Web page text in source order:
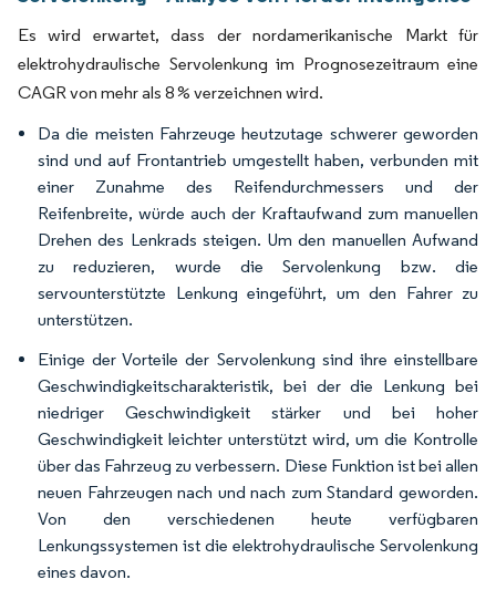
Es wird erwartet, dass der nordamerikanische Markt für
elektrohydraulische Servolenkung im Prognosezeitraum eine
CAGR von mehr als 8 % verzeichnen wird.
Da die meisten Fahrzeuge heutzutage schwerer geworden
sind und auf Frontantrieb umgestellt haben, verbunden mit
einer Zunahme des Reifendurchmessers und der
Reifenbreite, würde auch der Kraftaufwand zum manuellen
Drehen des Lenkrads steigen. Um den manuellen Aufwand
zu reduzieren, wurde die Servolenkung bzw. die
servounterstützte Lenkung eingeführt, um den Fahrer zu
unterstützen.
Einige der Vorteile der Servolenkung sind ihre einstellbare
Geschwindigkeitscharakteristik, bei der die Lenkung bei
niedriger Geschwindigkeit stärker und bei hoher
Geschwindigkeit leichter unterstützt wird, um die Kontrolle
über das Fahrzeug zu verbessern. Diese Funktion ist bei allen
neuen Fahrzeugen nach und nach zum Standard geworden.
Von den verschiedenen heute verfügbaren
Lenkungssystemen ist die elektrohydraulische Servolenkung
eines davon.